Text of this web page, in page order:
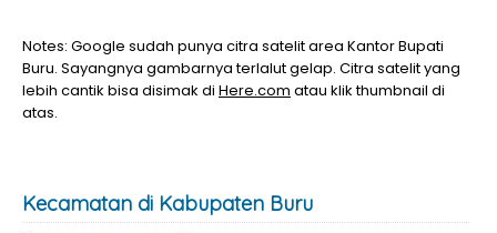
Notes: Google sudah punya citra satelit area Kantor Bupati
Buru. Sayangnya gambarnya terlalut gelap. Citra satelit yang
lebih cantik bisa disimak di Here.com atau klik thumbnail di
atas.
Kecamatan di Kabupaten Buru